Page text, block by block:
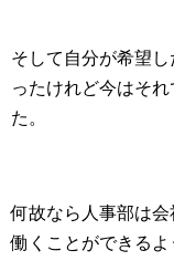
そして自分が希望
ったけれど今はそ
た。
何故なら人事部は
働くことができる